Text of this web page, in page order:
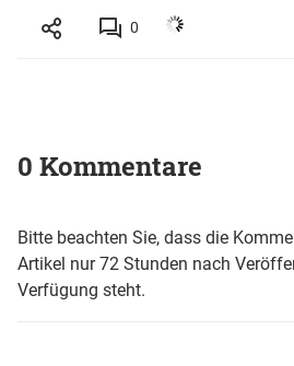
0
0 Kommentare
Bitte beachten Sie, dass die
Artikel nur 72 Stunden nach
Verfügung steht.